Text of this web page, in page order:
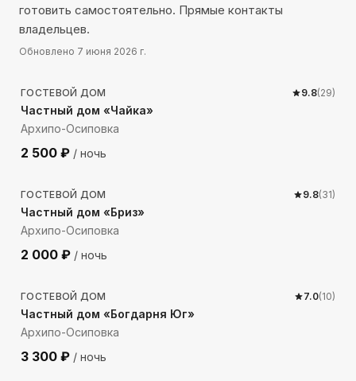
готовить самостоятельно. Прямые контакты
владельцев.
Обновлено 7 июня 2026 г.
1055м до моря
ГОСТЕВОЙ ДОМ 9.8(29)
Частный дом «Чайка»
Архипо-Осиповка
2 500 ₽ / ночь
636м до моря
ГОСТЕВОЙ ДОМ 9.8(31)
Частный дом «Бриз»
Архипо-Осиповка
2 000 ₽ / ночь
1027 м до моря
ГОСТЕВОЙ ДОМ 7.0(10)
Частный дом «Богдарня Юг»
Архипо-Осиповка
3 300 ₽ / ночь
961м до моря